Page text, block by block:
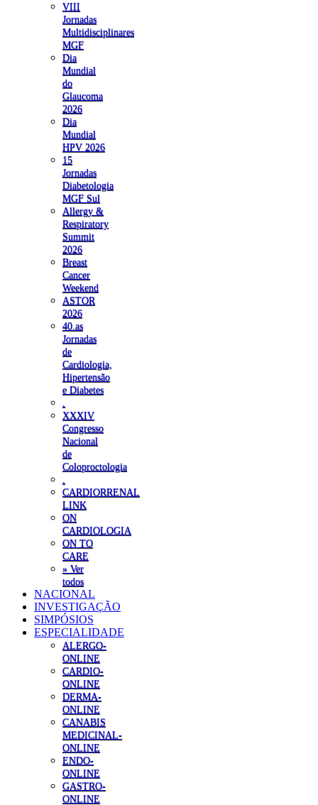
VIII
Jornadas
Multidisciplinares
MGF
Dia
Mundial
do
Glaucoma
2026
Dia
Mundial
HPV 2026
15
Jornadas
Diabetologia
MGF Sul
Allergy &
Respiratory
Summit
2026
Breast
Cancer
Weekend
ASTOR
2026
40.as
Jornadas
de
Cardiologia,
Hipertensão
e Diabetes
XXXIV
Congresso
Nacional
de
Coloproctologia
CARDIORRENAL
LINK
ON
CARDIOLOGIA
ON TO
CARE
» Ver
todos
NACIONAL
INVESTIGAÇÃO
SIMPÓSIOS
ESPECIALIDADE
ALERGO-
ONLINE
CARDIO-
ONLINE
DERMA-
ONLINE
CANABIS
MEDICINAL-
ONLINE
ENDO-
ONLINE
GASTRO-
ONLINE